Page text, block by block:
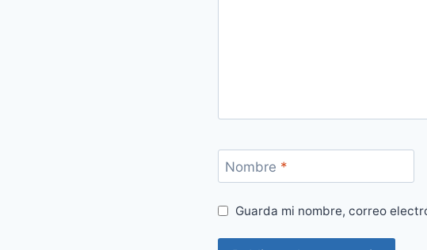
Nombre *
Guarda mi nombre, correo